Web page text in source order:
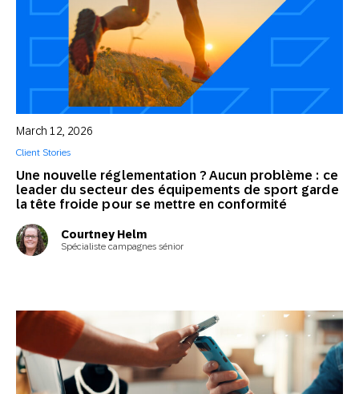
Une nouvelle réglementation ? Aucun problème : ce
leader du secteur des équipements de sport garde
la tête froide pour se mettre en conformité
March 12, 2026
Client Stories
Courtney Helm
Spécialiste campagnes sénior